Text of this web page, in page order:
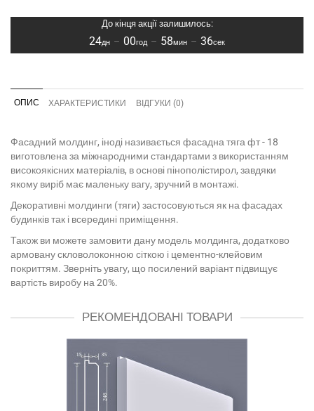
До кінця акції залишилось:
24дн – 00год – 58мин – 35сек
ОПИС ХАРАКТЕРИСТИКИ ВІДГУКИ (0)
Фасадний молдинг, іноді називається фасадна тяга фт - 18
виготовлена за міжнародними стандартами з використанням
високоякісних матеріалів, в основі пінополістирол, завдяки
якому виріб має маленьку вагу, зручний в монтажі.
Декоративні молдинги (тяги) застосовуються як на фасадах
будинків так і всередині приміщення.
Також ви можете замовити дану модель молдинга, додатково
армовану скловолоконною сіткою і цементно-клейовим
покриттям. Зверніть увагу, що посилений варіант підвищує
вартість виробу на 20%.
РЕКОМЕНДОВАНІ ТОВАРИ